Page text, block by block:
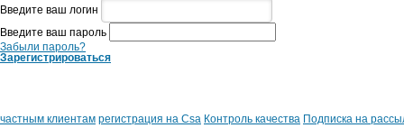
Введите ваш логин
Введите ваш пароль
Забыли пароль?
Зарегистрироваться
частным клиентам регистрация на Csa Контроль качества Подписка на